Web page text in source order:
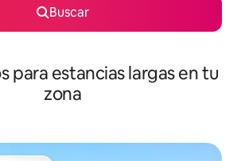
Buscar
para estancias largas en tu
zona